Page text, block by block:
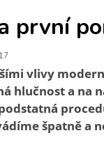
první
vlivy
hlučnost a na
špatně a